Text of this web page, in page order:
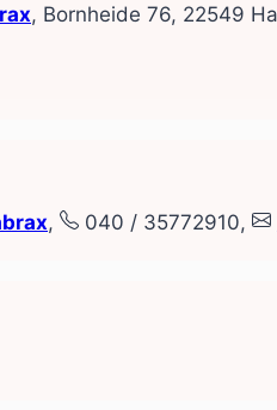
, Bornheide 76, 22549
, 040 / 35772910,